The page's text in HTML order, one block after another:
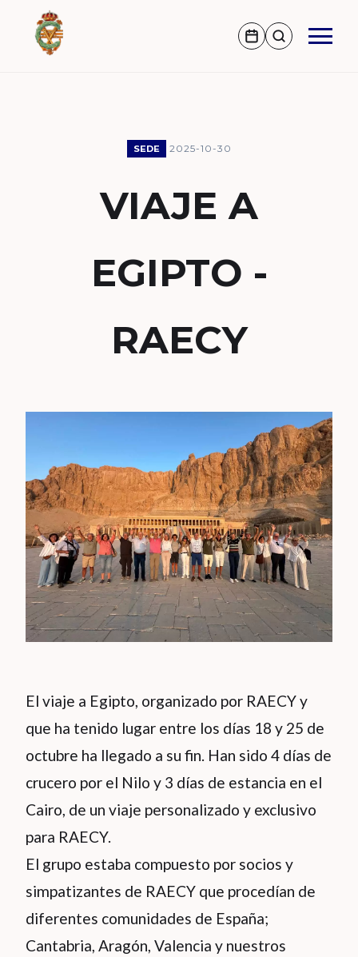
SEDE 2025-10-30
VIAJE A
EGIPTO -
RAECY
El viaje a Egipto, organizado por RAECY y
que ha tenido lugar entre los días 18 y 25 de
octubre ha llegado a su fin. Han sido 4 días de
crucero por el Nilo y 3 días de estancia en el
Cairo, de un viaje personalizado y exclusivo
para RAECY.
El grupo estaba compuesto por socios y
simpatizantes de RAECY que procedían de
diferentes comunidades de España;
Cantabria, Aragón, Valencia y nuestros